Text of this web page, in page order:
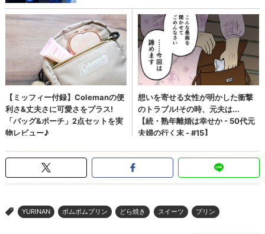
> YURINAN ポムポムプリン どら焼き スイーツ プリン